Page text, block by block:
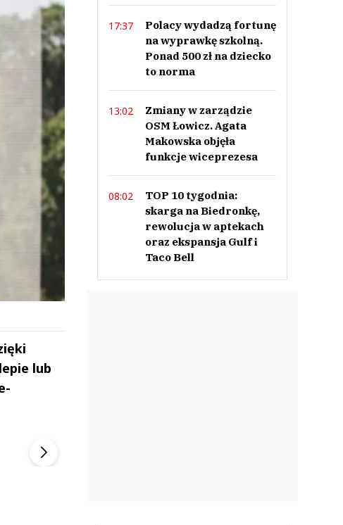
lub
17:37
Polacy wydadzą fortunę
na wyprawkę szkolną.
Ponad 500 zł na dziecko
to norma
13:02
Zmiany w zarządzie
OSM Łowicz. Agata
Makowska objęła
funkcje wiceprezesa
08:02
TOP 10 tygodnia:
skarga na Biedronkę,
rewolucja w aptekach
oraz ekspansja Gulf i
Taco Bell